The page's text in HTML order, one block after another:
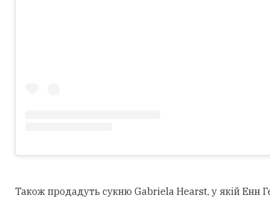
Також продадуть сукню Gabriela Hearst, у якій Енн